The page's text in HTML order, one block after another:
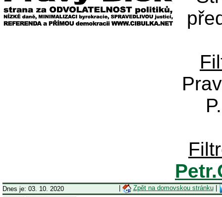
Dnes je: 03. 10. 2020 Zpět na domovskou stránku|